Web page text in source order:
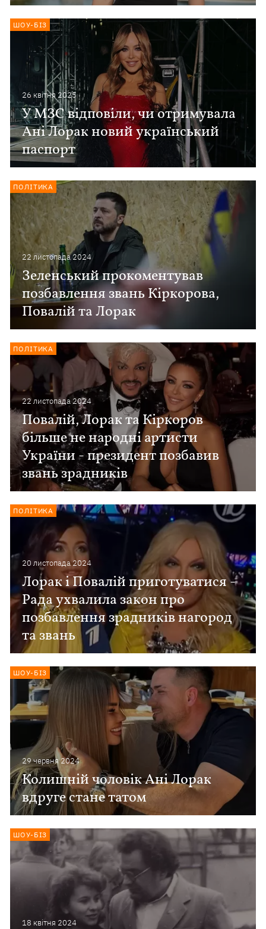
26 квiтня 2025
У МЗС відповіли, чи отримувала
Ані Лорак новий український
паспорт
ШОУ-БІЗ
22 листопада 2024
Зеленський прокоментував
позбавлення звань Кіркорова,
Повалій та Лорак
ПОЛІТИКА
22 листопада 2024
Повалій, Лорак та Кіркоров
більше не народні артисти
України - президент позбавив
звань зрадників
ПОЛІТИКА
20 листопада 2024
Лорак і Повалій приготуватися -
Рада ухвалила закон про
позбавлення зрадників нагород
та звань
ПОЛІТИКА
29 червня 2024
Колишній чоловік Ані Лорак
вдруге стане татом
ШОУ-БІЗ
18 квiтня 2024
ШОУ-БІЗ